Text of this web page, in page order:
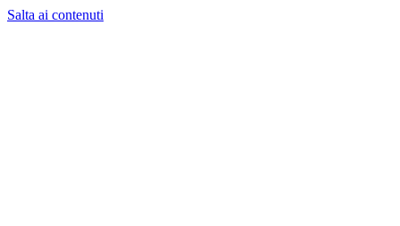
Salta ai contenuti